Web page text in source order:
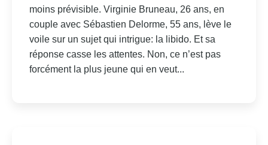
moins prévisible. Virginie Bruneau, 26 ans, en
couple avec Sébastien Delorme, 55 ans, lève le
voile sur un sujet qui intrigue: la libido. Et sa
réponse casse les attentes. Non, ce n’est pas
forcément la plus jeune qui en veut...